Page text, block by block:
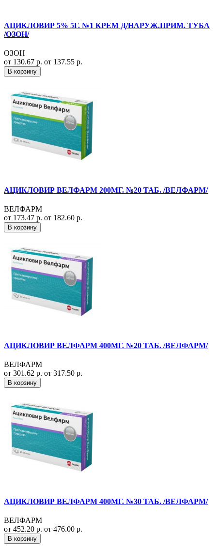
АЦИКЛОВИР 5% 5Г. №1 КРЕМ Д/НАРУЖ.ПРИМ. ТУБА
/ОЗОН/
ОЗОН
от 130.67 р. от 137.55 р.
В корзину
АЦИКЛОВИР ВЕЛФАРМ 200МГ. №20 ТАБ. /ВЕЛФАРМ/
ВЕЛФАРМ
от 173.47 р. от 182.60 р.
В корзину
АЦИКЛОВИР ВЕЛФАРМ 400МГ. №20 ТАБ. /ВЕЛФАРМ/
ВЕЛФАРМ
от 301.62 р. от 317.50 р.
В корзину
АЦИКЛОВИР ВЕЛФАРМ 400МГ. №30 ТАБ. /ВЕЛФАРМ/
ВЕЛФАРМ
от 452.20 р. от 476.00 р.
В корзину